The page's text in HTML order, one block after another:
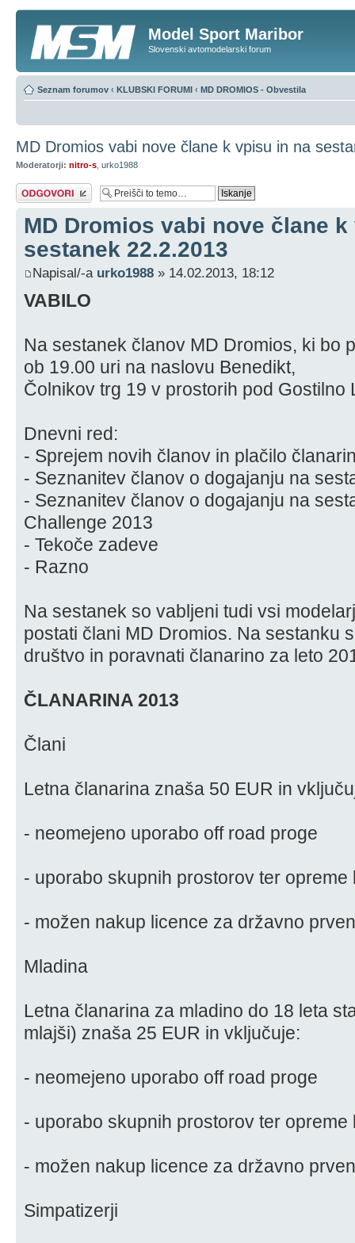
Model Sport Maribor
Slovenski avtomodelarski forum
Seznam forumov ‹ KLUBSKI FORUMI ‹ MD DROMIOS - Obvestila
MD Dromios vabi nove člane k vpisu in na
Moderatorji: nitro-s urko1988
Napiši odgovor
MD Dromios vabi nove člane
sestanek 22.2.2013
Napisal/-a urko1988 » 14.02.2013, 18:12
VABILO
Na sestanek članov MD Dromios, ki bo
ob 19.00 uri na naslovu Benedikt,
Čolnikov trg 19 v prostorih pod Gostilno
Dnevni red:
- Sprejem novih članov in plačilo
- Seznanitev članov o dogajanju na
- Seznanitev članov o dogajanju na
Challenge 2013
- Tekoče zadeve
- Razno
Na sestanek so vabljeni tudi vsi
postati člani MD Dromios. Na sestanku
društvo in poravnati članarino za leto
ČLANARINA 2013
Člani
Letna članarina znaša 50 EUR in
- neomejeno uporabo off road proge
- uporabo skupnih prostorov ter
- možen nakup licence za državno
Mladina
Letna članarina za mladino do 18 leta
mlajši) znaša 25 EUR in vključuje:
- neomejeno uporabo off road proge
- uporabo skupnih prostorov ter
- možen nakup licence za državno
Simpatizerji